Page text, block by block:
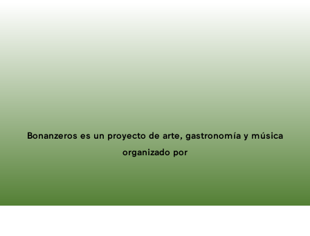
Bonanzeros es un proyecto de arte, gastronomía y música
organizado por